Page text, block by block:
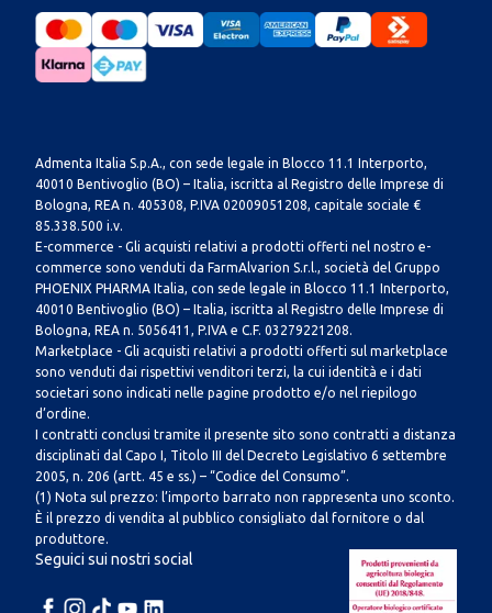
Admenta Italia S.p.A., con sede legale in Blocco 11.1 Interporto,
40010 Bentivoglio (BO) – Italia, iscritta al Registro delle Imprese di
Bologna, REA n. 405308, P.IVA 02009051208, capitale sociale €
85.338.500 i.v.
E-commerce - Gli acquisti relativi a prodotti offerti nel nostro e-
commerce sono venduti da FarmAlvarion S.r.l., società del Gruppo
PHOENIX PHARMA Italia, con sede legale in Blocco 11.1 Interporto,
40010 Bentivoglio (BO) – Italia, iscritta al Registro delle Imprese di
Bologna, REA n. 5056411, P.IVA e C.F. 03279221208.
Marketplace - Gli acquisti relativi a prodotti offerti sul marketplace
sono venduti dai rispettivi venditori terzi, la cui identità e i dati
societari sono indicati nelle pagine prodotto e/o nel riepilogo
d’ordine.
I contratti conclusi tramite il presente sito sono contratti a distanza
disciplinati dal Capo I, Titolo III del Decreto Legislativo 6 settembre
2005, n. 206 (artt. 45 e ss.) – “Codice del Consumo”.
(1) Nota sul prezzo: l’importo barrato non rappresenta uno sconto.
È il prezzo di vendita al pubblico consigliato dal fornitore o dal
produttore.
Seguici sui nostri social